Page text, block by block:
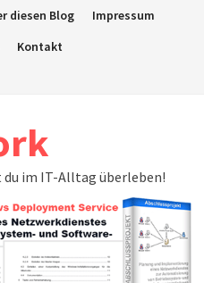
diesen Blog
Impressum
Kontakt
du im IT-Alltag überleben!